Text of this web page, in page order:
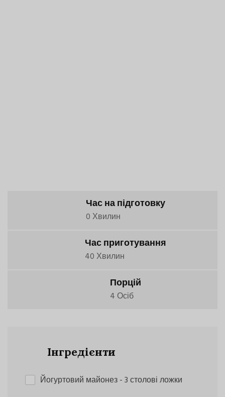
Час на підготовку
0 Хвилин
Час приготування
40 Хвилин
Порцій
4 Осіб
Інгредієнти
Йогуртовий майонез- 3 столові ложки